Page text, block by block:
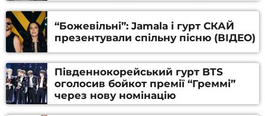
Алфьорова (ВІДЕО)
“Божевільні”: Jamala і гурт СКАЙ
презентували спільну пісню (ВІДЕО)
Південнокорейський гурт BTS
оголосив бойкот премії “Греммі”
через нову номінацію